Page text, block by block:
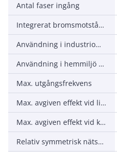
Antal faser ingång
Integrerat bromsmotstånd
Användning i industriområden tillåten
Användning i hemmiljö och kommersiella lokaler tillåten
Max. utgångsfrekvens
Max. avgiven effekt vid linjär belastning vid märkutgångsspänning
Max. avgiven effekt vid kvadratisk belastning vid märkutgångsspänning
Relativ symmetrisk nätspänningstolerans